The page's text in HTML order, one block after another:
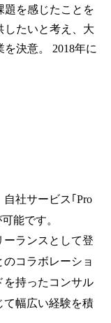
題を感じたことを
したいと考え、大
決意。 2018年に
社サービス｢Pro
能です。
ーランスとして登
コラボレーショ
を持ったコンサル
て幅広い経験を積